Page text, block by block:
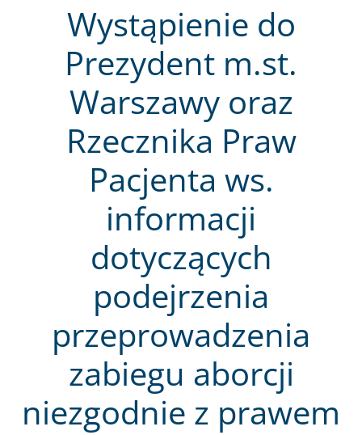
Wystąpienie do
Prezydent m.st.
Warszawy oraz
Rzecznika Praw
Pacjenta ws.
informacji
dotyczących
podejrzenia
przeprowadzenia
zabiegu aborcji
niezgodnie z prawem